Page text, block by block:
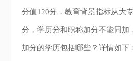
分值120分，教育背景指标从大
分，学历分和职称加分不能同加
加分的学历包括哪些？详情如下